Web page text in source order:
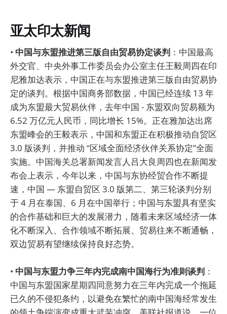
亚太印太新闻
• 中国与东盟推进第三版自由贸易协定谈判 ：中国最高
外交官、中央外事工作委员会办公室主任王毅周四在印
尼雅加达表示，中国正在与东盟推进第三版自由贸易协
定的谈判。根据中国商务部数据，中国已经连续 13 年
成为东盟最大贸易伙伴，去年中国 - 东盟双向贸易额为
6.52 万亿元人民币，同比增长 15%。正在雅加达出席
东盟峰会的王毅表示，中国和东盟正在积极推动自贸区
3.0 版谈判，并推动 “区域全面经济伙伴关系协定”全面
实施。中国海关总署新闻发言人吕大良周四也在新闻发
布会上表示，今年以来，中国与东协经贸合作不断提
速，中国 — 东盟自贸区 3.0 版第二、第三轮谈判分别
于 4 月在泰国、6 月在中国举行；中国与东盟具有坚实
的合作基础和巨大的发展潜力，随着未来区域经济一体
化不断深入、合作领域不断拓展、贸易往来不断通畅，
双边贸易有望继续保持良好态势。
• 中国与东盟力争三年内完成南中国海行为准则谈判 ：
中国与东盟国家星期四同意努力在三年内完成一个拖延
已久的不侵犯条约，以避免在繁忙的南中国海经常发生